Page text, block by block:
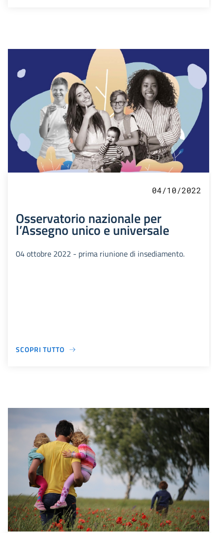
04/10/2022
Osservatorio nazionale per
l’Assegno unico e universale
04 ottobre 2022 - prima riunione di insediamento.
SCOPRI TUTTO